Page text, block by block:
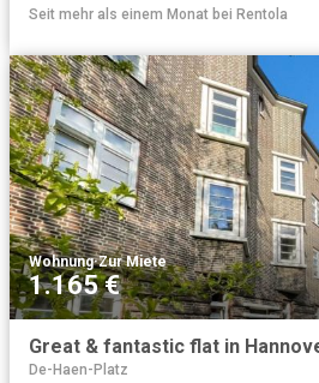
Seit mehr als einem Monat bei Rentola
Wohnung·Zur Miete
1.165 €
De-Haen-Platz